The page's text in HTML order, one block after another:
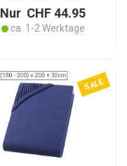
Nur CHF 44.95
ca. 1-2 Werktage
SALE